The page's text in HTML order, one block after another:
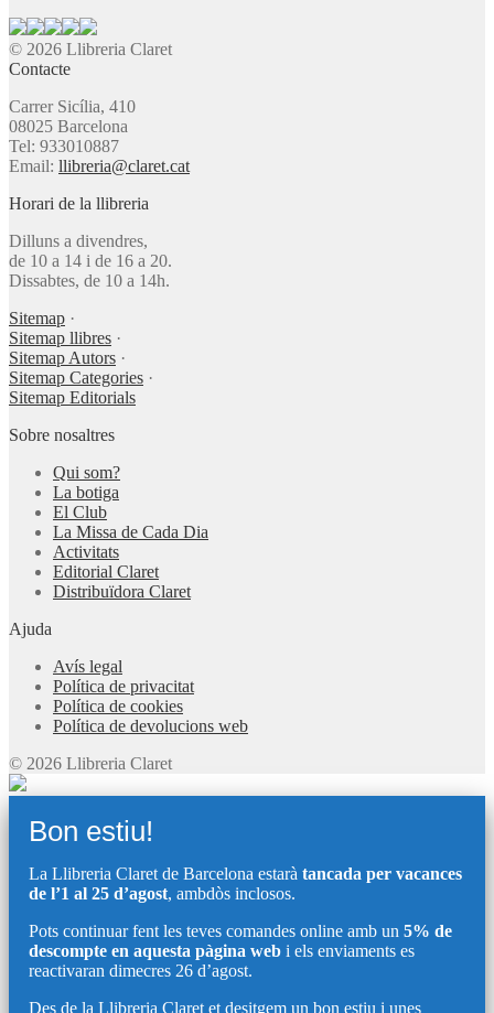
© 2026 Llibreria Claret
Contacte
Carrer Sicília, 410
08025 Barcelona
Tel: 933010887
Email: llibreria@claret.cat
Horari de la llibreria
Dilluns a divendres,
de 10 a 14 i de 16 a 20.
Dissabtes, de 10 a 14h.
Sitemap ·
Sitemap llibres ·
Sitemap Autors ·
Sitemap Categories ·
Sitemap Editorials
Sobre nosaltres
Qui som?
La botiga
El Club
La Missa de Cada Dia
Activitats
Editorial Claret
Distribuïdora Claret
Ajuda
Avís legal
Política de privacitat
Política de cookies
Política de devolucions web
© 2026 Llibreria Claret
Bon estiu!
La Llibreria Claret de Barcelona estarà tancada per vacances
de l’1 al 25 d’agost, ambdòs inclosos.
Pots continuar fent les teves comandes online amb un 5% de
descompte en aquesta pàgina web i els enviaments es
reactivaran dimecres 26 d’agost.
Des de la Llibreria Claret et desitgem un bon estiu i unes